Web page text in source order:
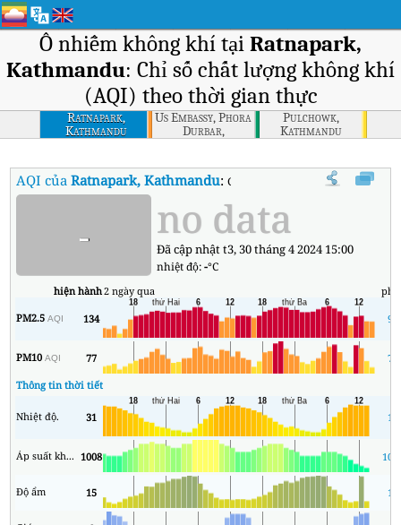
Ô nhiễm không khí tại Ratnapark,
Kathmandu: Chỉ số chất lượng không khí
(AQI) theo thời gian thực
Ratnapark,
Kathmandu
Us Embassy, Phora
Durbar,
Kathmandu
Pulchowk,
Kathmandu
AQI củaRatnapark, Kathmandu:Chỉ số chất lượng không khí
- no data
Đã cập nhật t3, 30 tháng 4 2024 15:00
nhiệt độ:-°C
hiện hành2 ngày qua
PM2.5AQI 134 93
PM10AQI 77
70
Thông tin thời tiết
Nhiệt độ. 31 17
Áp suất không khí 1008
Độ ẩm 15 12